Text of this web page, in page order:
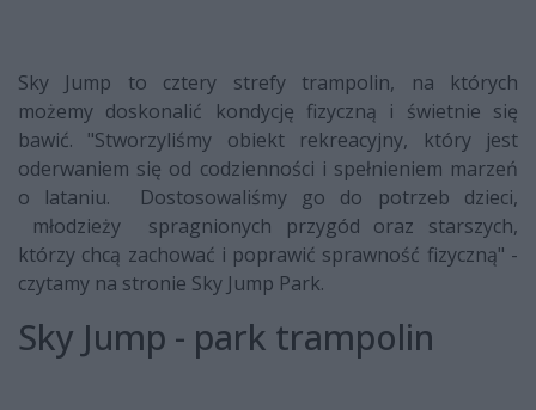
Sky Jump to cztery strefy trampolin, na których
możemy doskonalić kondycję fizyczną i świetnie się
bawić. "Stworzyliśmy obiekt rekreacyjny, który jest
oderwaniem się od codzienności i spełnieniem marzeń
o lataniu. Dostosowaliśmy go do potrzeb dzieci,
młodzieży spragnionych przygód oraz starszych,
którzy chcą zachować i poprawić sprawność fizyczną" -
czytamy na stronie Sky Jump Park.
Sky Jump - park trampolin